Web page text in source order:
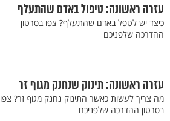
עזרה ראשונה: טיפול באדם שהתעלף
כיצד יש לטפל באדם שהתעלף? צפו בסרטון
ההדרכה שלפניכם
עזרה ראשונה: תינוק שנחנק מגוף זר
מה צריך לעשות כאשר התינוק נחנק מגוף זר? צפו
בסרטון ההדרכה שלפניכם